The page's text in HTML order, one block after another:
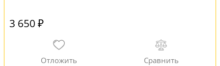
3 650 ₽